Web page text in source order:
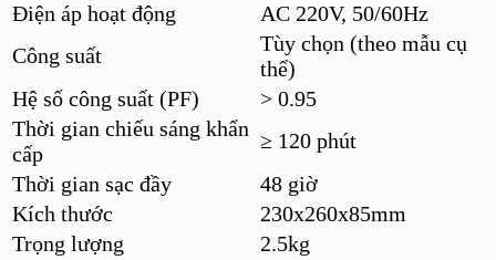
Điện áp hoạt động
AC 220V, 50/60Hz
Công suất
Tùy chọn (theo mẫu cụ
thể)
Hệ số công suất (PF)
> 0.95
Thời gian chiếu sáng khẩn
cấp
≥ 120 phút
Thời gian sạc đầy
48 giờ
Kích thước
230x260x85mm
Trọng lượng
2.5kg